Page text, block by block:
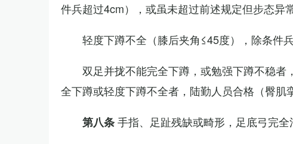
件兵超过4cm），或虽未超过前述规定但步态异
轻度下蹲不全（膝后夹角≤45度），除条件兵
双足并拢不能完全下蹲，或勉强下蹲不稳
全下蹲或轻度下蹲不全者，陆勤人员合格（臀肌
第八条手指、足趾残缺或畸形，足底弓完全